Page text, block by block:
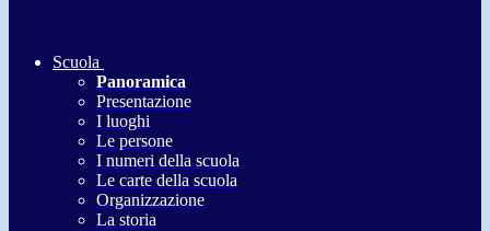
Scuola
Panoramica
Presentazione
I luoghi
Le persone
I numeri della scuola
Le carte della scuola
Organizzazione
La storia